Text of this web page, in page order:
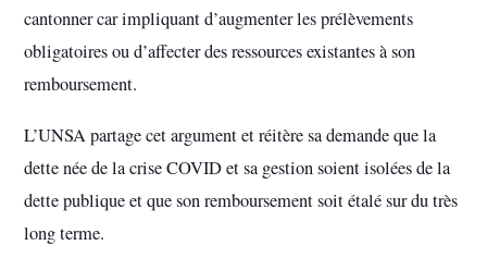
cantonner car impliquant d’augmenter les prélèvements
obligatoires ou d’affecter des ressources existantes à son
remboursement.
L’UNSA partage cet argument et réitère sa demande que la
dette née de la crise COVID et sa gestion soient isolées de la
dette publique et que son remboursement soit étalé sur du très
long terme.